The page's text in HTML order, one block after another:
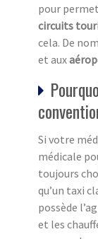
pour
circuits
cela. De
et aux
Si votre
médicale
toujours
qu’un taxi
possède
et les